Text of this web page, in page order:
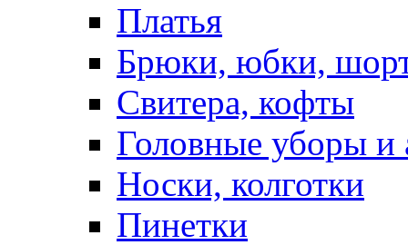
Платья
Брюки, юбки,
Свитера, кофты
Головные уборы и
Носки, колготки
Пинетки